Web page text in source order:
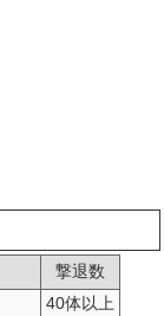
撃退数
40体以上